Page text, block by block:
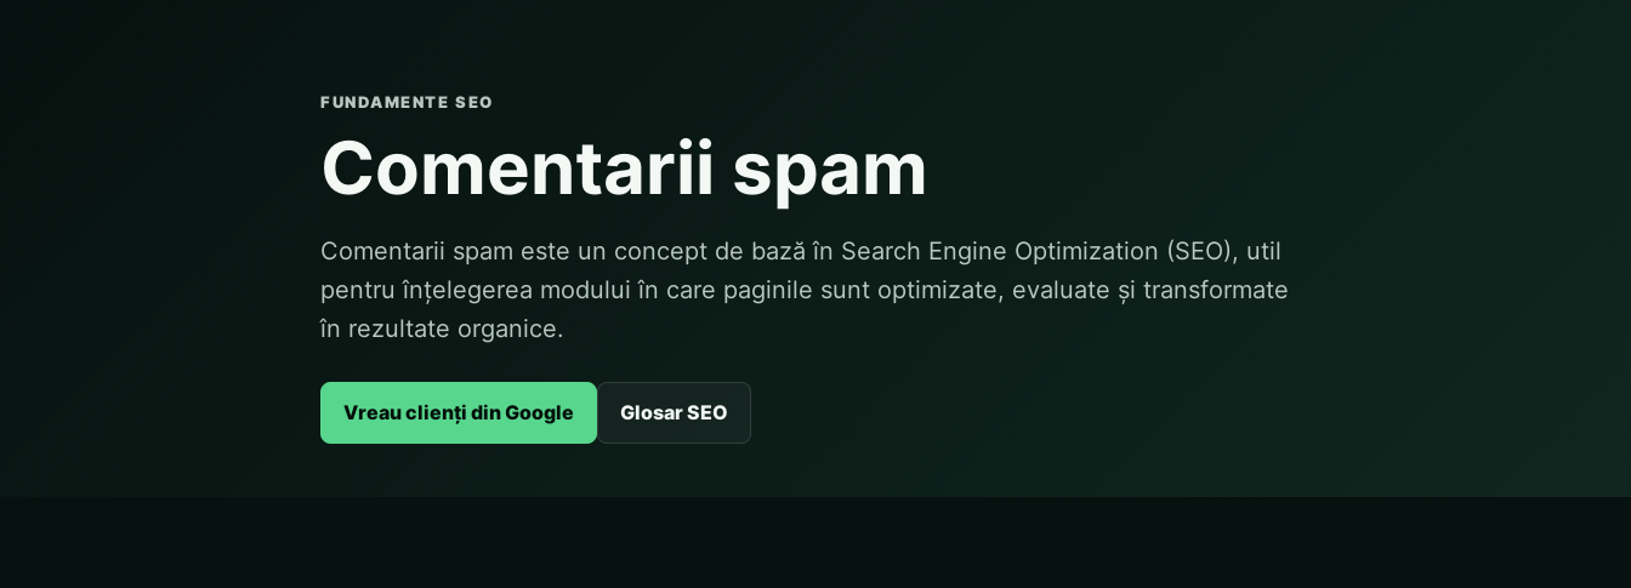
FUNDAMENTE SEO
Comentarii spam
Comentarii spam este un concept de bază în Search Engine Optimization (SEO), util
pentru înțelegerea modului în care paginile sunt optimizate, evaluate și transformate
în rezultate organice.
Vreau clienți din Google Glosar SEO